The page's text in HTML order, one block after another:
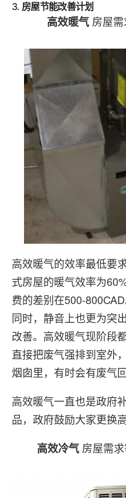
3. 房屋节能改善计划
高效暖气 房屋需
高效暖气的效率最低要
式房屋的暖气效率为
费的差别在500-
同时，静音上也更为突
改善。高效暖气现阶段
直接把废气强排到室外
烟囱里，有时会有废气
高效暖气一直也是政府
品，政府鼓励大家更换
高效冷气房屋需求